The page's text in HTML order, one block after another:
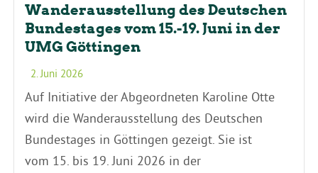
Wanderausstellung des Deutschen
Bundestages vom 15.-19. Juni in der
UMG Göttingen
2. Juni 2026
Auf Initiative der Abgeordneten Karoline Otte
wird die Wanderausstellung des Deutschen
Bundestages in Göttingen gezeigt. Sie ist
vom 15. bis 19. Juni 2026 in der